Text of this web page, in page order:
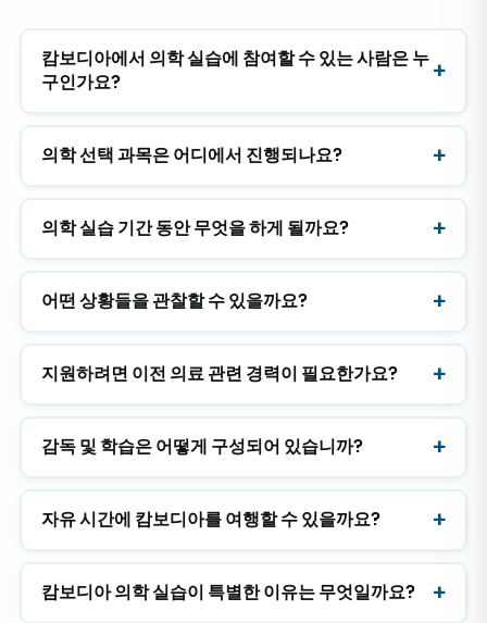
캄보디아에서 의학 실습에 참여할 수 있는 사람은 누
구인가요?
의학 선택 과목은 어디에서 진행되나요?
의학 실습 기간 동안 무엇을 하게 될까요?
어떤 상황들을 관찰할 수 있을까요?
지원하려면 이전 의료 관련 경력이 필요한가요?
감독 및 학습은 어떻게 구성되어 있습니까?
자유 시간에 캄보디아를 여행할 수 있을까요?
캄보디아 의학 실습이 특별한 이유는 무엇일까요?